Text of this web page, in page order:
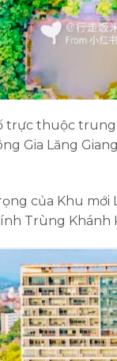
trực thuộc
Gia Lăng
của Khu
Trùng Khánh